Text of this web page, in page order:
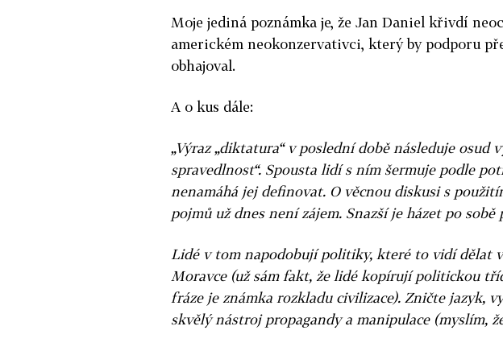
Moje jediná poznámka je, že Jan Daniel křivdí
americkém neokonzervativci, který by podporu
obhajoval.
A o kus dále:
„Výraz „diktatura“ v poslední době následuje osud
spravedlnost“. Spousta lidí s ním šermuje podle
nenamáhá jej definovat. O věcnou diskusi s
pojmů už dnes není zájem. Snazší je házet po
Lidé v tom napodobují politiky, které to vidí dělat v
Moravce (už sám fakt, že lidé kopírují politickou
fráze je známka rozkladu civilizace). Zničte jazyk,
skvělý nástroj propagandy a manipulace (myslím,